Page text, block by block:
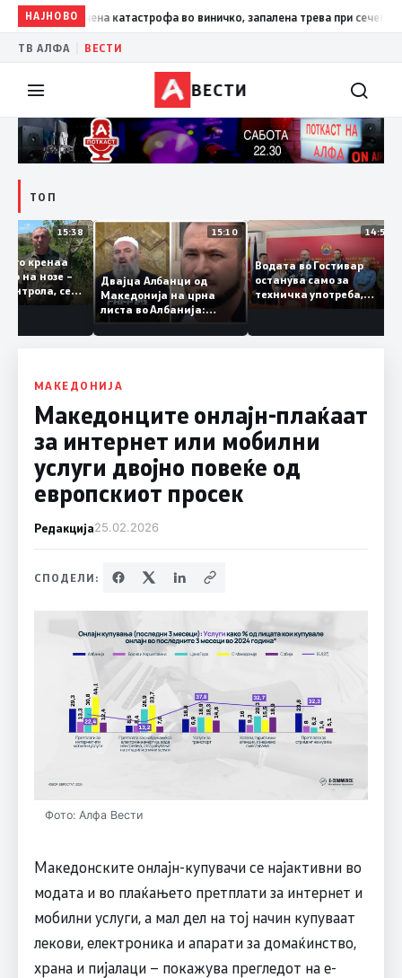
НАЈНОВО
Спречена катастрофа во виничко, запалена трева при сечење со
ТВ АЛФА ВЕСТИ
ВЕСТИ
ТОП
15:38
го кренаа
на нозе –
контрола, се
целосно
15:10
Двајца Албанци од
Македонија на црна
листа во Албанија:
Тирана се сомнева дека
работеле за
Водата во Гостивар
останува само за
техничка употреба,
контролите ќе се
МАКЕДОНИЈА
Македонците онлајн-плаќаат
за интернет или мобилни
услуги двојно повеќе од
европскиот просек
Редакција25.02.2026
СПОДЕЛИ:
Фото: Алфа Вести
Македонските онлајн-купувачи се најактивни во
модата и во плаќањето претплати за интернет и
мобилни услуги, а мал дел на тој начин купуваат
лекови, електроника и апарати за домаќинство,
храна и пијалаци – покажува прегледот на е-